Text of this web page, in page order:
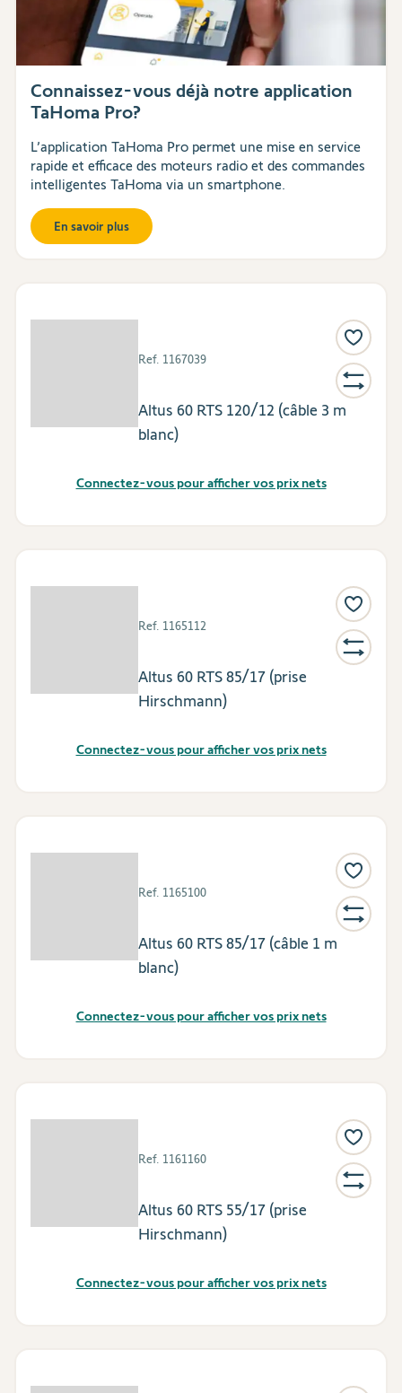
Connaissez-vous déjà notre application
TaHoma Pro?
L’application TaHoma Pro permet une mise en service
rapide et efficace des moteurs radio et des commandes
intelligentes TaHoma via un smartphone.
En savoir plus
Ref. 1167039
Altus 60 RTS 120/12 (câble 3 m
blanc)
Connectez-vous pour afficher vos prix nets
Ref. 1165112
Altus 60 RTS 85/17 (prise
Hirschmann)
Connectez-vous pour afficher vos prix nets
Ref. 1165100
Altus 60 RTS 85/17 (câble 1 m
blanc)
Connectez-vous pour afficher vos prix nets
Ref. 1161160
Altus 60 RTS 55/17 (prise
Hirschmann)
Connectez-vous pour afficher vos prix nets